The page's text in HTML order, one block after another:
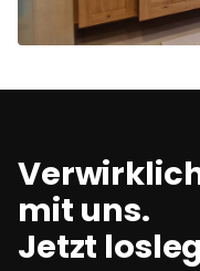
mit uns.
Jetzt